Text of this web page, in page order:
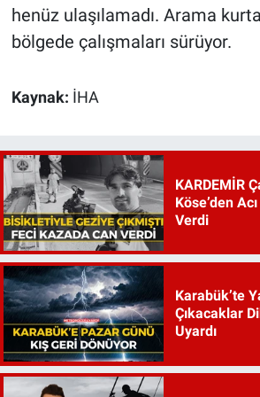
henüz ulaşılamadı. Arama
bölgede çalışmaları sürüyor.
Kaynak: İHA
KARDEMİR
Köse’den
Verdi
Karabük’te
Çıkacaklar
Uyardı